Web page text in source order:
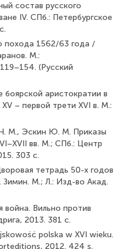
состав русского
IV. СПб.: Петербургское
похода 1562/63 года /
М.:
(Русский
аристократии в
– первой трети XVI в. М.:
М., Эскин Ю. М. Приказы
вв. М.; СПб.: Центр
303 с.
тетрадь 50-х годов
Зимин. М.; Л.: Изд-во Акад.
война. Вильно против
2013. 381 с.
polska w XVI wieku.
2012. 424 s.